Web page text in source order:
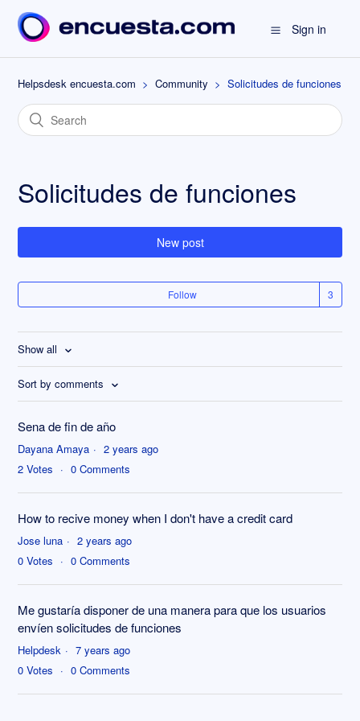
Sign in
Helpsdesk encuesta.com Community Solicitudes de funciones
Solicitudes de funciones
New post
Follow
Show all
Sort by comments
Sena de fin de año
Dayana Amaya
2 years ago
2 Votes 0 Comments
How to recive money when I don't have a credit card
Jose luna
2 years ago
0 Votes 0 Comments
Me gustaría disponer de una manera para que los usuarios
envíen solicitudes de funciones
Helpdesk
7 years ago
0 Votes 0 Comments